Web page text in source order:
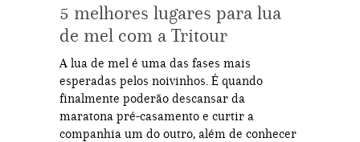
5 melhores lugares para lua
de mel com a Tritour
A lua de mel é uma das fases mais
esperadas pelos noivinhos. É quando
finalmente poderão descansar da
maratona pré-casamento e curtir a
companhia um do outro, além de conhecer